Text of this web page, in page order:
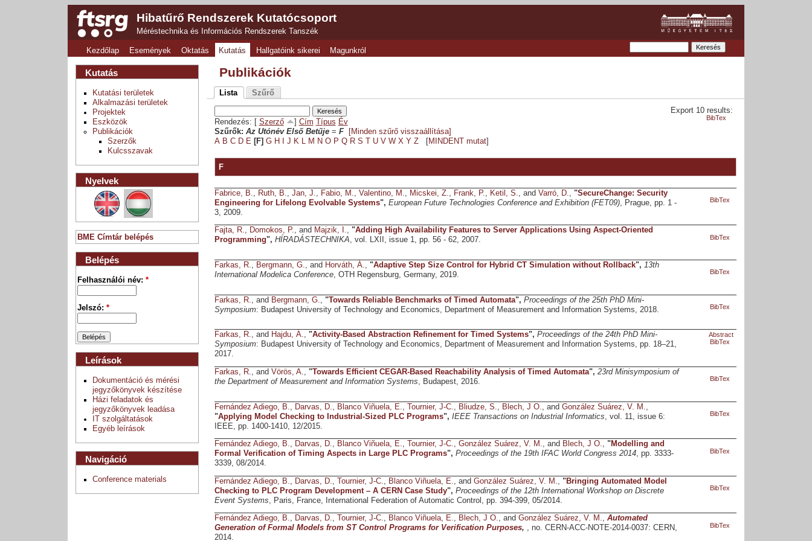
Hibatűrő Rendszerek Kutatócsoport
Méréstechnika és Információs Rendszerek Tanszék
Kezdőlap Események Oktatás Kutatás Hallgatóink sikerei Magunkról
Publikációk
Lista Szűrő
Export 10 results:
BibTex
Rendezés: [ Szerző Cím Típus Év
Szűrők: Az Utónév Első Betűje= F
[Minden szűrő visszaállítása]
A B C D E [F] G H J K L M N O P Q R S U V W X Y Z[ MINDENT mutat]
F
Fabrice, B. Ruth, B. Jan, J. Fabio, M. Valentino, M. Micskei, Z. Frank, P. Ketil, S. , and Varró, D. "SecureChange: Security
Engineering for Lifelong Evolvable Systems", European Future Technologies Conference and Exhibition (FET09), Prague, pp. 1 -
3, 2009.
BibTex
Fajta, R., Domokos, P., and Majzik, I., "Adding High Availability Features to Server Applications Using Aspect-Oriented
Programming", HÍRADÁSTECHNIKA, vol. LXII, issue 1, pp. 56 - 62, 2007. BibTex
Farkas, R., Bergmann, G., and Horváth, Á., "Adaptive Step Size Control for Hybrid CT Simulation without Rollback", 13th
International Modelica Conference, OTH Regensburg, Germany, 2019. BibTex
Farkas, R. , and Bergmann, G. "Towards Reliable Benchmarks of Timed Automata", Proceedings of the 25th PhD Mini-
Symposium: Budapest University of Technology and Economics, Department of Measurement and Information Systems, 2018. BibTex
Farkas, R., and Hajdu, Á., "Activity-Based Abstraction Refinement for Timed Systems", Proceedings of the 24th PhD Mini-
Symposium: Budapest University of Technology and Economics, Department of Measurement and Information Systems, pp. 18–21,
2017.
Abstract
BibTex
Farkas, R., and Vörös, A., "Towards Efficient CEGAR-Based Reachability Analysis of Timed Automata", 23rd Minisymposium of
the Department of Measurement and Information Systems, Budapest, 2016. BibTex
Fernández Adiego, B. Darvas, D. Blanco Viñuela, E. Tournier, J-C. Bliudze, S. Blech, J O. , and González Suárez, V. M.
"Applying Model Checking to Industrial-Sized PLC Programs", IEEE Transactions on Industrial Informatics , vol. 11, issue 6:
IEEE, pp. 1400-1410, 12/2015.
BibTex
Fernández Adiego, B., Darvas, D., Blanco Viñuela, E., Tournier, J-C., González Suárez, V. M., and Blech, J O., "Modelling and
Formal Verification of Timing Aspects in Large PLC Programs", Proceedings of the 19th IFAC World Congress 2014, pp. 3333-
3339, 08/2014.
BibTex
Fernández Adiego, B., Darvas, D., Tournier, J-C., Blanco Viñuela, E., and González Suárez, V. M., "Bringing Automated Model
Checking to PLC Program Development – A CERN Case Study", Proceedings of the 12th International Workshop on Discrete
Event Systems, Paris, France, International Federation of Automatic Control, pp. 394-399, 05/2014.
BibTex
Fernández Adiego, B., Darvas, D., Tournier, J-C., Blanco Viñuela, E., Blech, J O., and González Suárez, V. M., Automated
Generation of Formal Models from ST Control Programs for Verification Purposes, , no. CERN-ACC-NOTE-2014-0037: CERN,
2014.
BibTex
Kutatás
Kutatási területek
Alkalmazási területek
Projektek
Eszközök
Publikációk
Szerzők
Kulcsszavak
Nyelvek
BME Címtár belépés
Belépés
Felhasználói név:*
Jelszó:*
Leírások
Dokumentáció és mérési
jegyzőkönyvek készítése
Házi feladatok és
jegyzőkönyvek leadása
IT szolgáltatások
Egyéb leírások
Navigáció
Conference materials